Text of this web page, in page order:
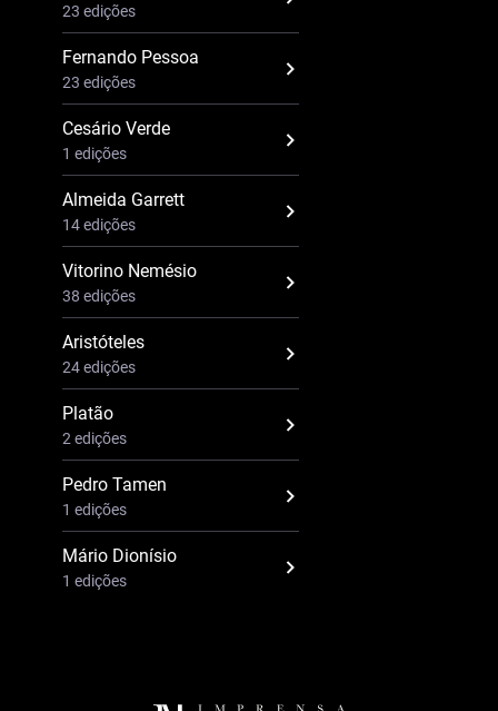
23 edições
Fernando Pessoa
23 edições
Cesário Verde
1 edições
Almeida Garrett
14 edições
Vitorino Nemésio
38 edições
Aristóteles
24 edições
Platão
2 edições
Pedro Tamen
1 edições
Mário Dionísio
1 edições